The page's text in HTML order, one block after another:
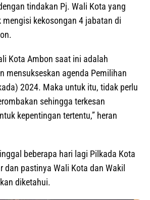
tindakan Pj. Wali Kota yang
kekosongan 4 jabatan di
Kota Ambon saat ini adalah
mensukseskan agenda Pemilihan
2024. Maka untuk itu, tidak perlu
sehingga terkesan
kepentingan tertentu,” heran
beberapa hari lagi Pilkada Kota
dan pastinya Wali Kota dan Wakil
diketahui.